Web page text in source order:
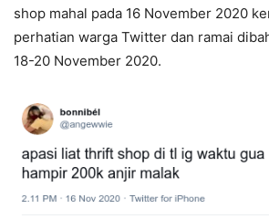
shop mahal pada 16 November 2020
perhatian warga Twitter dan ramai
18-20 November 2020.